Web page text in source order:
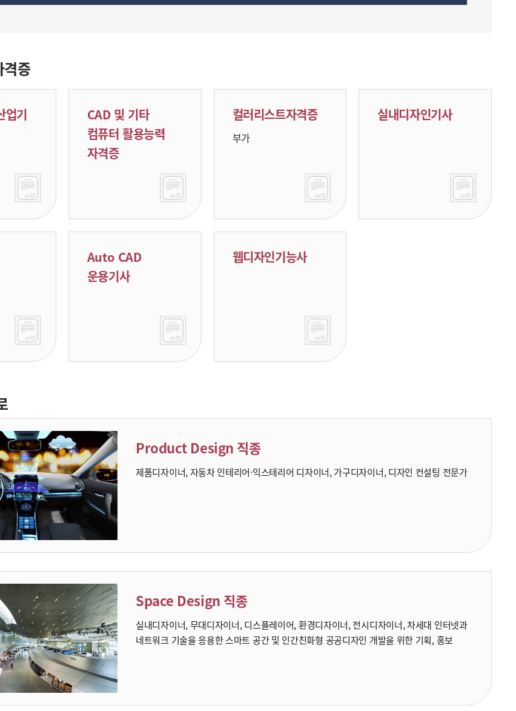
격증
업기
CAD 및 기타
컴퓨터 활용능력
자격증
컬러리스트자격증
부가
실내디자인기사
Auto CAD
운용기사
웹디자인기능사
Product Design 직종
제품디자이너, 자동차 인테리어·익스테리어 디자이너, 가구디자이너, 디자인 컨설팅 전문가
Space Design 직종
실내디자이너, 무대디자이너, 디스플레이어, 환경디자이너, 전시디자이너, 차세대 인터넷과
네트워크 기술을 응용한 스마트 공간 및 인간친화형 공공디자인 개발을 위한 기획, 홍보